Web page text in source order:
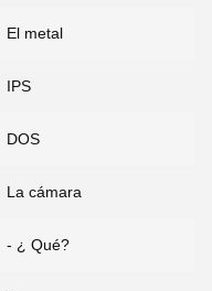
El metal
IPS
DOS
La cámara
- ¿ Qué?